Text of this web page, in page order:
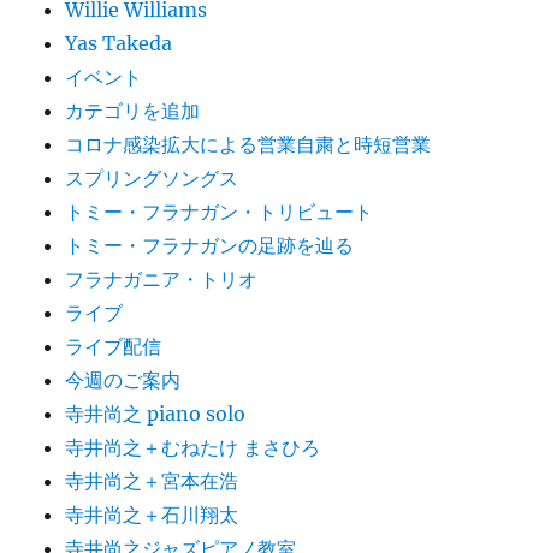
Willie Williams
Yas Takeda
イベント
カテゴリを追加
コロナ感染拡大による営業自粛と時短営業
スプリングソングス
トミー・フラナガン・トリビュート
トミー・フラナガンの足跡を辿る
フラナガニア・トリオ
ライブ
ライブ配信
今週のご案内
寺井尚之 piano solo
寺井尚之＋むねたけ まさひろ
寺井尚之＋宮本在浩
寺井尚之＋石川翔太